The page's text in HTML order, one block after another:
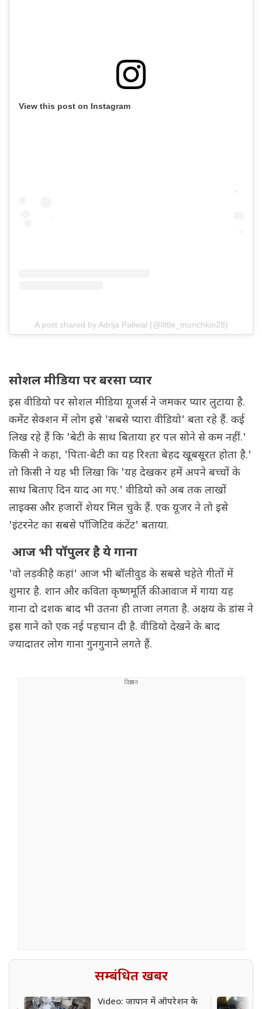
View this post on Instagram
A post shared by Adrija Paliwal (@little_munchkin28)
सोशल मीडिया पर बरसा प्यार
इस वीडियो पर सोशल मीडिया यूजर्स ने जमकर प्यार लुटाया है.
कमेंट सेक्शन में लोग इसे 'सबसे प्यारा वीडियो' बता रहे हैं. कई
लिख रहे हैं कि 'बेटी के साथ बिताया हर पल सोने से कम नहीं.'
किसी ने कहा, 'पिता-बेटी का यह रिश्ता बेहद खूबसूरत होता है.'
तो किसी ने यह भी लिखा कि 'यह देखकर हमें अपने बच्चों के
साथ बिताए दिन याद आ गए.' वीडियो को अब तक लाखों
लाइक्स और हजारों शेयर मिल चुके हैं. एक यूजर ने तो इसे
'इंटरनेट का सबसे पॉजिटिव कंटेंट' बताया.
आज भी पॉपुलर है ये गाना
'वो लड़की है कहां' आज भी बॉलीवुड के सबसे चहेते गीतों में
शुमार है. शान और कविता कृष्णमूर्ति की आवाज में गाया यह
गाना दो दशक बाद भी उतना ही ताजा लगता है. अक्षय के डांस ने
इस गाने को एक नई पहचान दी है. वीडियो देखने के बाद
ज्यादातर लोग गाना गुनगुनाने लगते हैं.
सम्बंधित खबर
Video: जापान में ऑपरेशन के